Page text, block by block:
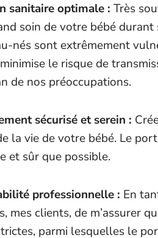
sanitaire optimale : Très
soin de votre bébé durant
nés sont extrêmement
le risque de
de nos préoccupations.
sécurisé et serein :
la vie de votre bébé. Le
et sûr que possible.
professionnelle : En
mes clients, de m’assurer
parmi lesquelles le